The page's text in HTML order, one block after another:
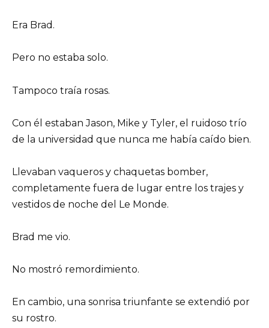
Era Brad.
Pero no estaba solo.
Tampoco traía rosas.
Con él estaban Jason, Mike y Tyler, el ruidoso trío
de la universidad que nunca me había caído bien.
Llevaban vaqueros y chaquetas bomber,
completamente fuera de lugar entre los trajes y
vestidos de noche del Le Monde.
Brad me vio.
No mostró remordimiento.
En cambio, una sonrisa triunfante se extendió por
su rostro.